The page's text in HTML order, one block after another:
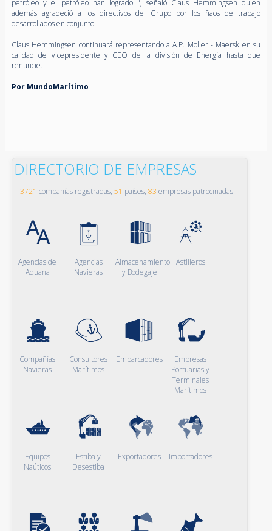
petróleo y el petróleo han logrado ", señaló Claus Hemmingsen quien
además agradeció a los directivos del Grupo por los ñaos de trabajo
desarrollados en conjunto.
Claus Hemmingsen continuará representando a A.P. Moller - Maersk en su
calidad de vicepresidente y CEO de la división de Energía hasta que
renuncie.
Por MundoMarítimo
DIRECTORIO DE EMPRESAS
3721 compañías registradas, 51 países, 83 empresas patrocinadas
Agencias de
Aduana
Agencias
Navieras
Almacenamiento
y Bodegaje
Astilleros
Compañías
Navieras
Consultores
Marítimos
Embarcadores
Empresas
Portuarias y
Terminales
Marítimos
Equipos
Naúticos
Estiba y
Desestiba
Exportadores Importadores